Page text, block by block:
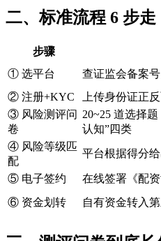
二、标准流程 6 步走
步骤
① 选平台
查证监会备案
② 注册+KYC
上传身份证正
③ 风险测评问
卷
20~25 道选择
认知”四类
④ 风险等级匹
配
平台根据得分
⑤ 电子签约
在线签署《配
⑥ 资金划转
自有资金转入